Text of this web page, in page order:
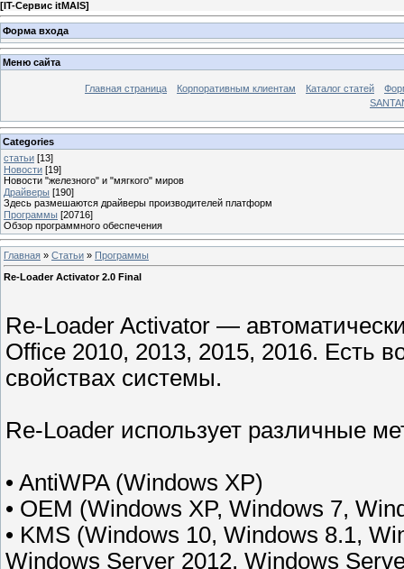
[IT-Сервис itMAIS]
Форма входа
Меню сайта
Главная страница Корпоративным клиентам Каталог статей
Categories
статьи [13]
Новости [19]
Новости "железного" и "мягкого" миров
Драйверы [190]
Здесь размешаются драйверы производителей платформ
Программы [20716]
Обзор программного обеспечения
Главная » Статьи » Программы
Re-Loader Activator 2.0 Final
Re-Loader Activator —
Office 2010, 2013, 2015, 2016.
свойствах системы.
Re-Loader использует различные
• AntiWPA (Windows XP)
• OEM (Windows XP, Windows 7,
• KMS (Windows 10, Windows 8.1,
Windows Server 2012, Windows